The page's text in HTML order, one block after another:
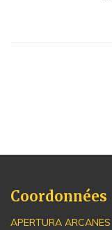
Coordonnées
APERTURA ARCANES